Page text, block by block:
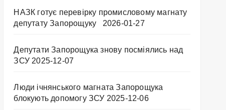
НАЗК готує перевірку промисловому магнату
депутату Запорощуку
2026-01-27
Депутати Запорощука знову посміялись над
ЗСУ 2025-12-07
Люди ічнянського магната Запорощука
блокують допомогу ЗСУ 2025-12-06